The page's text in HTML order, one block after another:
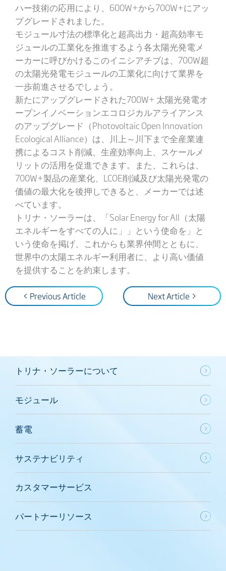
ハー技術の応用により、600W+から700W+にアッ
プグレードされました。
モジュール寸法の標準化と超高出力・超高効率モ
ジュールの工業化を推進するよう各太陽光発電メ
ーカーに呼びかけるこのイニシアチブは、700W超
の太陽光発電モジュールの工業化に向けて業界を
一歩前進させるでしょう。
新たにアップグレードされた700W+ 太陽光発電オ
ープンイノベーションエコロジカルアライアンス
のアップグレード（Photovoltaic Open Innovation
Ecological Alliance）は、川上～川下まで全産業連
携によるコスト削減、生産効率向上、スケールメ
リットの活用を促進できます。また、これらは、
700W+製品の産業化、LCOE削減及び太陽光発電の
価値の最大化を後押しできると、メーカーでは述
べています。
トリナ・ソーラーは、「Solar Energy for All（太陽
エネルギーをすべての人に」」という使命を」と
いう使命を掲げ、これからも業界仲間とともに、
世界中の太陽エネルギー利用者に、より高い価値
を提供することを約束します。
< Previous Article Next Article >
トリナ・ソーラーについて
モジュール
蓄電
サステナビリティ
カスタマーサービス
パートナーリソース